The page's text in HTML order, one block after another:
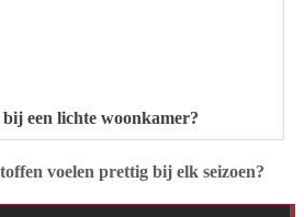
een lichte woonkamer?
voelen prettig bij elk seizoen?